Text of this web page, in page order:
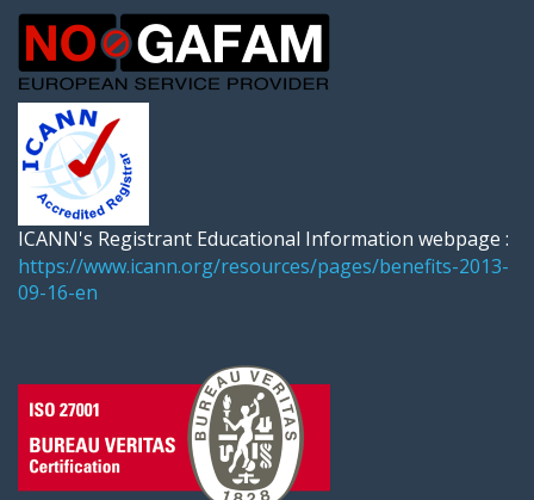
ICANN's Registrant Educational Information webpage :
https://www.icann.org/resources/pages/benefits-2013-
09-16-en